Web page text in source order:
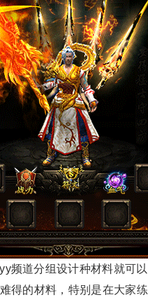
频道分组设计种材料就可
得的材料，特别是在大家